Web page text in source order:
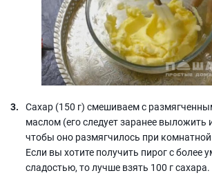
Сахар (150 г) смешиваем с
маслом (его следует заранее выложить
чтобы оно размягчилось при
Если вы хотите получить пирог с более
сладостью, то лучше взять 100 г сахара.